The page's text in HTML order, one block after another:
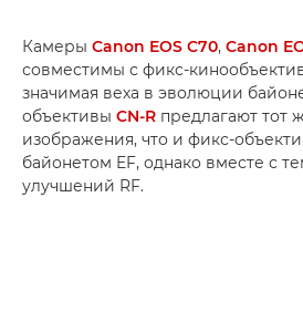
Камеры Canon EOS C70, Canon
совместимы с фикс-
значимая веха в эволюции
объективы CN-R предлагают тот
изображения, что и фикс-
байонетом EF, однако вместе с
улучшений RF.